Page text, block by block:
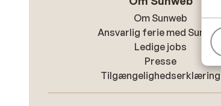
Om Sunweb
Ansvarlig ferie med
Ledige jobs
Presse
Tilgængelighedserklæring